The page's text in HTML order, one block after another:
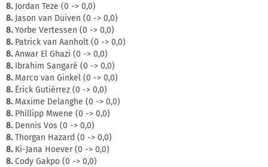
8.Jordan Teze (0 -> 0,0)
8.Jason van Duiven (0 -> 0,0)
8.Yorbe Vertessen (0 -> 0,0)
8.Patrick van Aanholt (0 -> 0,0)
8.Anwar El Ghazi (0 -> 0,0)
8.Ibrahim Sangaré (0 -> 0,0)
8.Marco van Ginkel (0 -> 0,0)
8.Érick Gutiérrez (0 -> 0,0)
8.Maxime Delanghe (0 -> 0,0)
8.Phillipp Mwene (0 -> 0,0)
8.Dennis Vos (0 -> 0,0)
8.Thorgan Hazard (0 -> 0,0)
8.Ki-Jana Hoever (0 -> 0,0)
8.Cody Gakpo (0 -> 0,0)